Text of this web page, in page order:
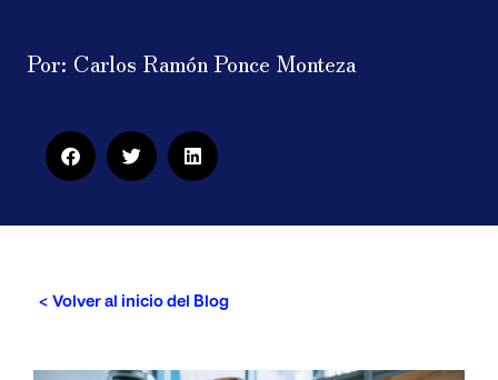
Por: Carlos Ramón Ponce Monteza
< Volver al inicio del Blog